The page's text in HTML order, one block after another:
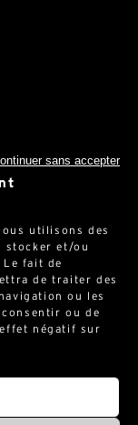
utilisons des
stocker et/ou
Le fait de
de traiter des
ou les
ou de
négatif sur
sans accepter